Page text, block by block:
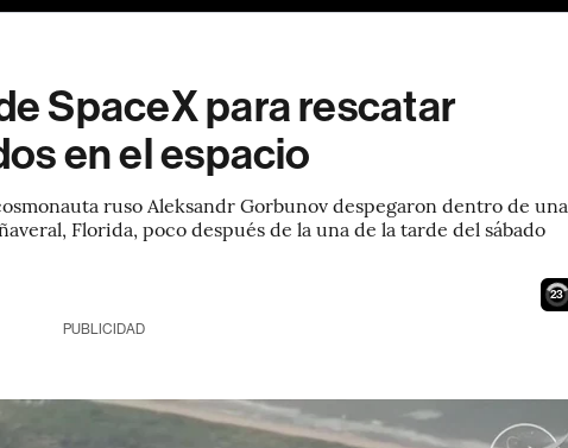
SpaceX para rescatar
en el espacio
ruso Aleksandr Gorbunov despegaron dentro de una
Florida, poco después de la una de la tarde del sábado
21
PUBLICIDAD